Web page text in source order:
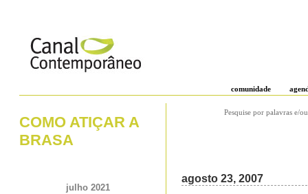
comunidade
COMO ATIÇAR A
BRASA
julho 2021
Pesquise por palavras e/
agosto 23, 2007